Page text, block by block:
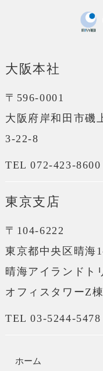
大阪本社
〒596-0001
大阪府岸和田市磯
3-22-8
TEL 072-423-
東京支店
〒104-6222
東京都中央区晴海
晴海アイランドト
オフィスタワーZ
TEL 03-5244-
ホーム